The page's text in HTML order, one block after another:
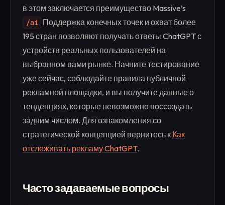
в этом заключается преимущество Massive’s
/ai Поддержка конечных точек и охват более
195 стран позволяют получать ответы ChatGPT с
устройств реальных пользователей на
выбранном вами рынке. Начните тестирование
уже сейчас, соблюдайте правила публичной
рекламной площадки, и вы получите данные о
тенденциях, которые невозможно воссоздать
задним числом. Для ознакомления со
стратегической концепцией вернитесь к Как
отслеживать рекламу ChatGPT.
Часто задаваемые вопросы